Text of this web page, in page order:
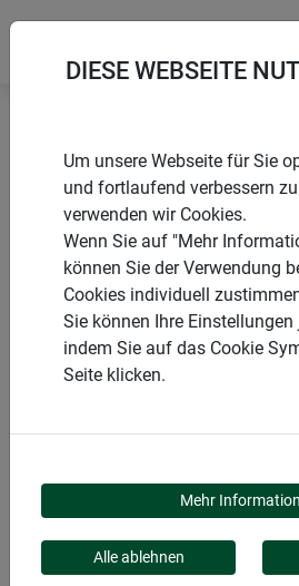
Startseite
Winterschutz aus
Jute-Sack farbig
PRODUKTE
JUTE-SACK
DIESE WEBSEITE
Um unsere Webseite für Sie
und fortlaufend verbessern
verwenden wir Cookies.
Wenn Sie auf "Mehr
können Sie der Verwendung
Cookies individuell
Sie können Ihre Einstellungen
indem Sie auf das Cookie
Seite klicken.
Mehr
Alle ablehnen